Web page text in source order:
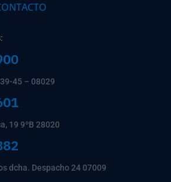
45 – 08029
19 9ºB 28020
dcha. Despacho 24 07009